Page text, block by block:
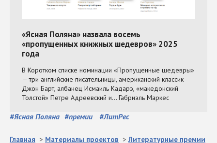
#Ясная Поляна #премии #ЛитРес
Главная > Материалы проектов >Литературные премии